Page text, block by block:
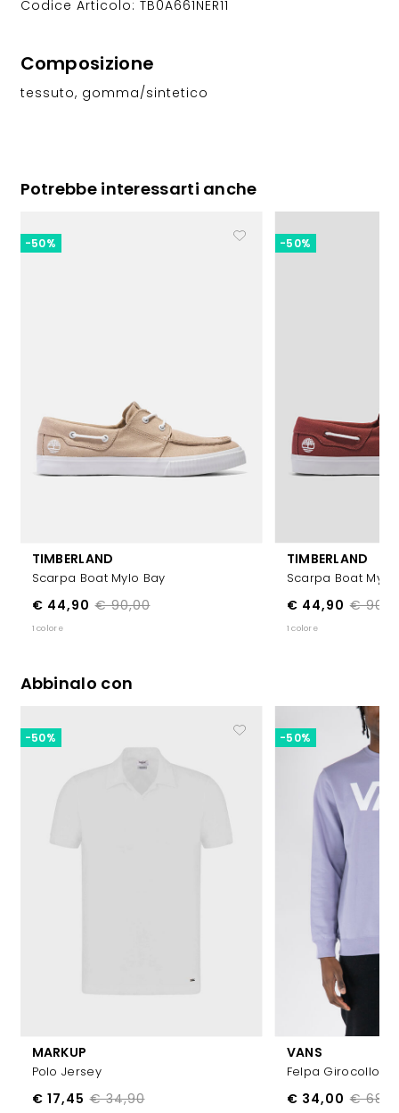
Codice Articolo: TB0A661NER11
Composizione
tessuto, gomma/sintetico
Potrebbe interessarti anche
TIMBERLAND
Scarpa Boat Mylo Bay
€ 90,00
€ 44,90
-50%
1 colore
TIMBERLAND
Scarpa Boat Mylo
€
€ 44,90
-50%
1 colore
Abbinalo con
MARKUP
Polo Jersey
€ 34,90
€ 17,45
-50%
VANS
Felpa Girocollo
€
€ 34,00
-50%